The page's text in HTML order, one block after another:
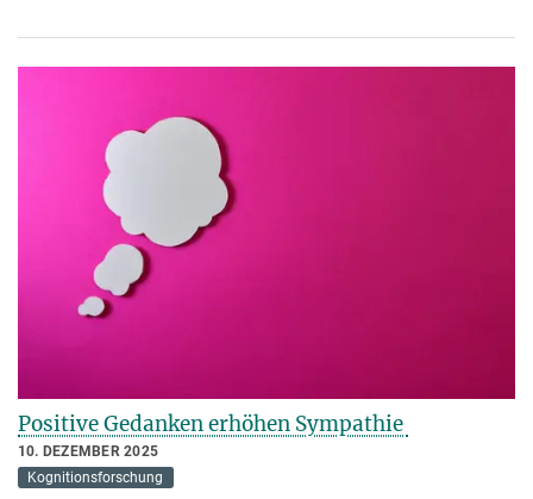
Positive Gedanken erhöhen Sympathie
10. DEZEMBER 2025
Kognitionsforschung